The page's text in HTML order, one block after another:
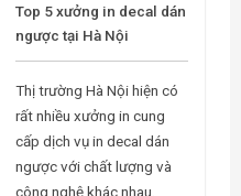
Top 5 xưởng in decal dán
ngược tại Hà Nội
Thị trường Hà Nội hiện có
rất nhiều xưởng in cung
cấp dịch vụ in decal dán
ngược với chất lượng và
công nghệ khác nhau,